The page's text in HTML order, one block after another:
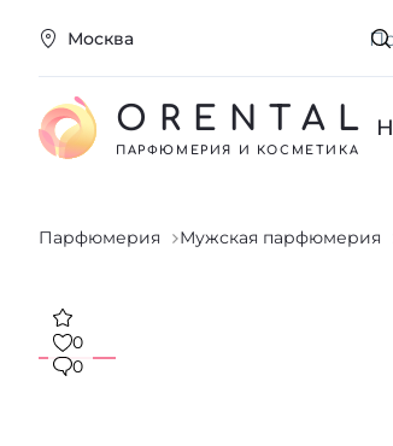
Москва
ORENTAL
ПАРФЮМЕРИЯ И КОСМЕТИКА
Парфюмерия Мужская парфюмерия
0
0